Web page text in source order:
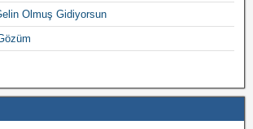
Olmuş Gidiyorsun